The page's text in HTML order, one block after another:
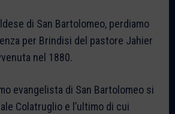
di San Bartolomeo, perdiamo
per Brindisi del pastore Jahier
nel 1880.
evangelista di San Bartolomeo si
Colatruglio e l’ultimo di cui